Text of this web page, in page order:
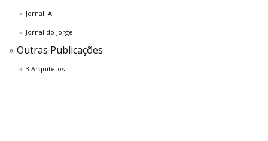
Jornal JA
Jornal do Jorge
Outras Publicações
3 Arquitetos